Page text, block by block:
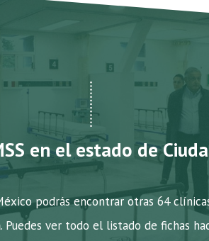
en el estado de
podrás encontrar otras 64
. Puedes ver todo el listado de fichas